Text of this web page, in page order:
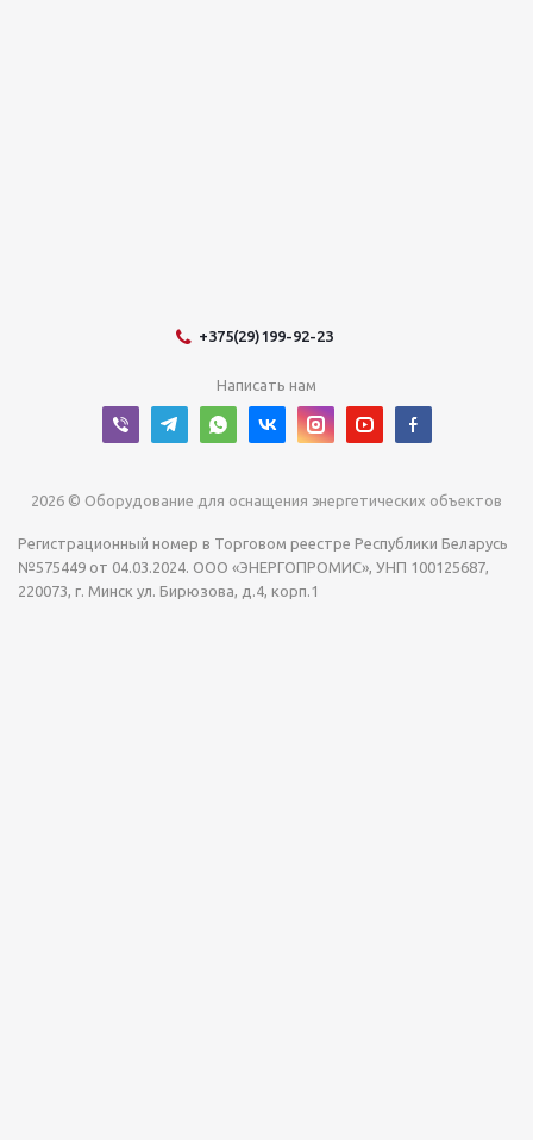
+375(29)199-92-23
Написать нам
2026 © Оборудование для оснащения энергетических объектов
Регистрационный номер в Торговом реестре Республики Беларусь
№575449 от 04.03.2024. ООО «ЭНЕРГОПРОМИС», УНП 100125687,
220073, г. Минск ул. Бирюзова, д.4, корп.1